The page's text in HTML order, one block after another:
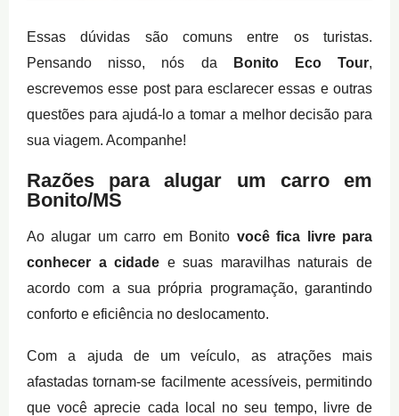
Essas dúvidas são comuns entre os turistas.
Pensando nisso, nós da
Bonito Eco Tour,
escrevemos esse post para esclarecer essas e outras
questões para ajudá-lo a tomar a melhor decisão para
sua viagem. Acompanhe!
Razões para alugar um carro em
Bonito/MS
Ao alugar um carro em Bonito você fica livre para
conhecer a cidade e suas maravilhas naturais de
acordo com a sua própria programação, garantindo
conforto e eficiência no deslocamento.
Com a ajuda de um veículo, as atrações mais
afastadas tornam-se facilmente acessíveis, permitindo
que você aprecie cada local no seu tempo, livre de